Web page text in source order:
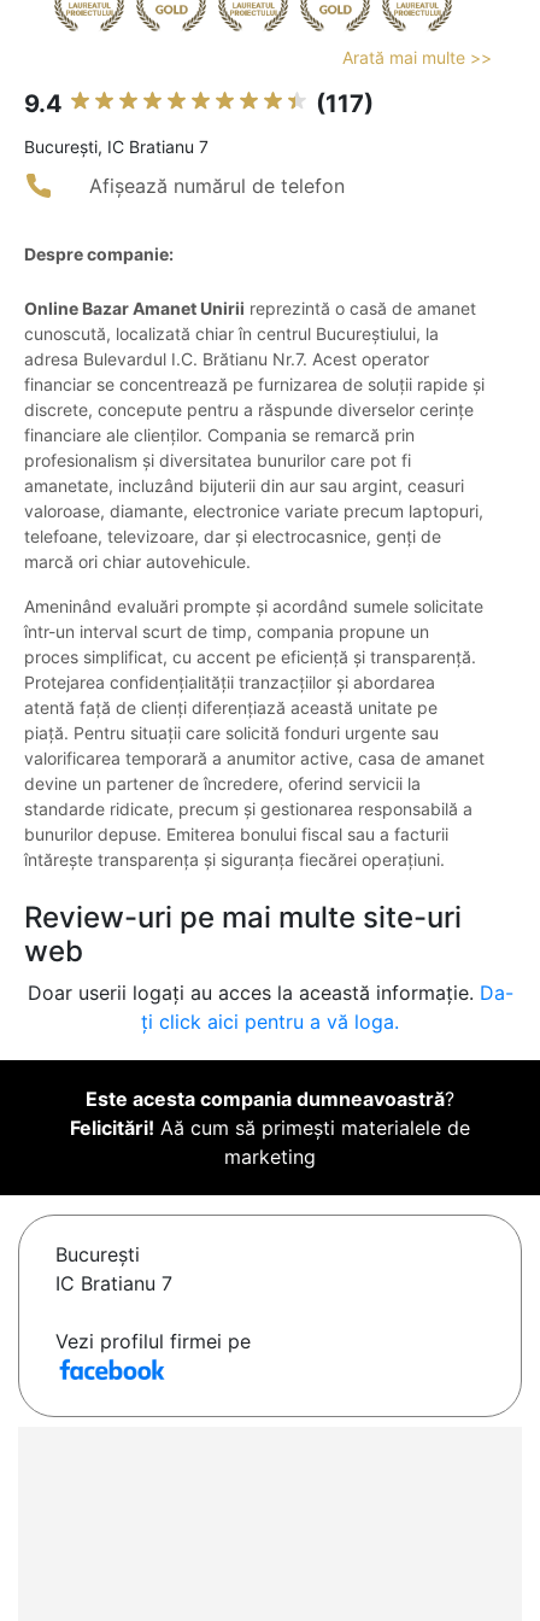
Arată mai multe >>
9.4 (117)
Bucureşti, IC Bratianu 7
Afișează numărul de telefon
Despre companie:
Online Bazar Amanet Unirii reprezintă o casă de amanet
cunoscută, localizată chiar în centrul Bucureștiului, la
adresa Bulevardul I.C. Brătianu Nr.7. Acest operator
financiar se concentrează pe furnizarea de soluții rapide și
discrete, concepute pentru a răspunde diverselor cerințe
financiare ale clienților. Compania se remarcă prin
profesionalism și diversitatea bunurilor care pot fi
amanetate, incluzând bijuterii din aur sau argint, ceasuri
valoroase, diamante, electronice variate precum laptopuri,
telefoane, televizoare, dar și electrocasnice, genți de
marcă ori chiar autovehicule.
Ameninând evaluări prompte și acordând sumele solicitate
într-un interval scurt de timp, compania propune un
proces simplificat, cu accent pe eficiență și transparență.
Protejarea confidențialității tranzacțiilor și abordarea
atentă față de clienți diferențiază această unitate pe
piață. Pentru situații care solicită fonduri urgente sau
valorificarea temporară a anumitor active, casa de amanet
devine un partener de încredere, oferind servicii la
standarde ridicate, precum și gestionarea responsabilă a
bunurilor depuse. Emiterea bonului fiscal sau a facturii
întărește transparența și siguranța fiecărei operațiuni.
Review-uri pe mai multe site-uri
web
Doar userii logați au acces la această informație. Da-
ți click aici pentru a vă loga.
Este acesta compania dumneavoastră?
Felicitări! Aă cum să primești materialele de
marketing
Bucureşti
IC Bratianu 7
Vezi profilul firmei pe